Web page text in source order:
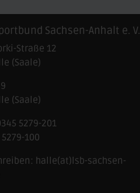
Sachsen-Anhalt e. V.
Straße 12
(Saale)
(Saale)
5279-201
100
halle(at)lsb-sachsen-